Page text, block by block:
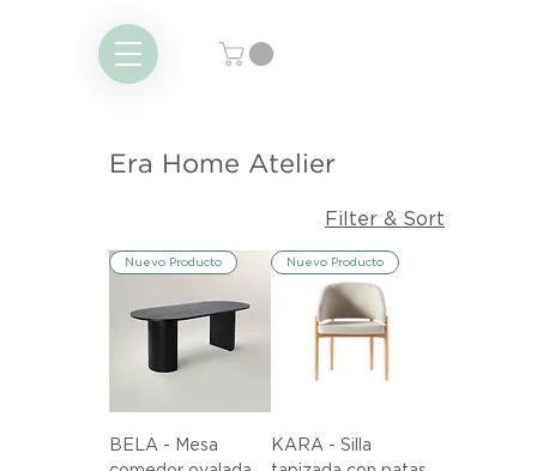
Era Home Atelier
Filter & Sort
Nuevo Producto
BELA - Mesa
Nuevo Producto
KARA - Silla